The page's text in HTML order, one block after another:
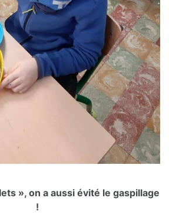
», on a aussi évité le gaspillage
!